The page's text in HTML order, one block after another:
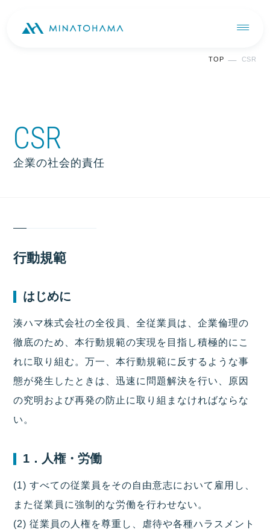
CSR
企業の社会的責任
TOP CSR
行動規範
はじめに
湊ハマ株式会社の全役員、全従業員は、企業倫理の
徹底のため、本行動規範の実現を目指し積極的にこ
れに取り組む。万一、本行動規範に反するような事
態が発生したときは、迅速に問題解決を行い、原因
の究明および再発の防止に取り組まなければならな
い。
1．人権・労働
(1) すべての従業員をその自由意志において雇用し、
また従業員に強制的な労働を行わせない。
(2) 従業員の人権を尊重し、虐待や各種ハラスメント